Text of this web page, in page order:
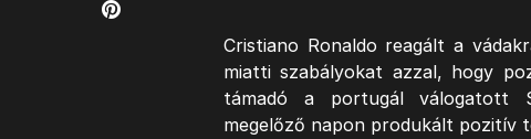
Cristiano Ronaldo reagált a
miatti szabályokat azzal, hogy
támadó a portugál válogatott
megelőző napon produkált pozitív